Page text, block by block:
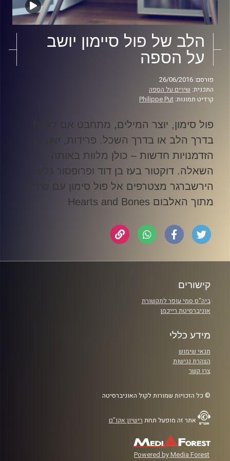
הלב של פול סיימון יושב
על הספה
פורסם: 26/06/2016
התכנית: שירים על הספה
קרדיט תמונות: Philippe Put
פול סימון, יוצר המילים, מתחבט אם ללכת
בדרך הלב או בדרך השכל. פרידות, שגרות,
הזדמנויות חדשות – כולן מלוות באותה
השאלה. דוקטור בעז בן דוד ופרופסור גלעד
הירשברגר מצטרפים אל פול סימון עם שירים
מתוך האלבום
קישורים
ביה"ס סמי עופר לתקשורת
אוניברסיטת רייכמן
מידע כללי
תנאי שימוש
הצהרת נגישות
צרו קשר
© כל הזכויות שמורות לקול האוניברסיטה
אתר זה מופעל תחת רישיון אקו"ם
Powered by Media Forest